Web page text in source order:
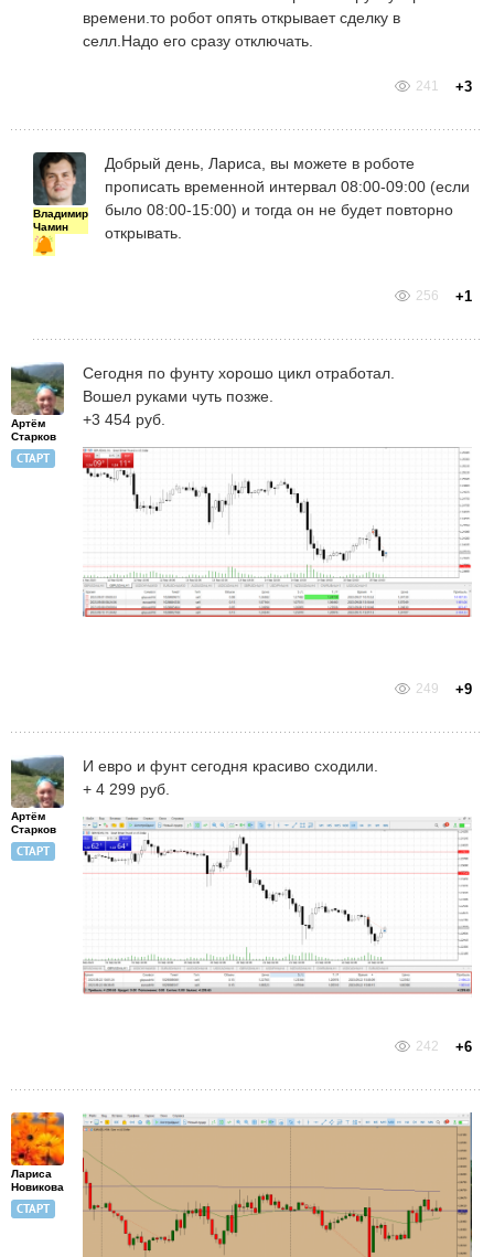
времени.то робот опять открывает сделку в
селл.Надо его сразу отключать.
241 +3
Владимир
Чамин
Добрый день, Лариса, вы можете в роботе
прописать временной интервал 08:00-09:00 (если
было 08:00-15:00) и тогда он не будет повторно
открывать.
256 +1
Артём
Старков
СТАРТ
Сегодня по фунту хорошо цикл отработал.
Вошел руками чуть позже.
+3 454 руб.
249 +9
Артём
Старков
СТАРТ
И евро и фунт сегодня красиво сходили.
+ 4 299 руб.
242 +6
Лариса
Новикова
СТАРТ